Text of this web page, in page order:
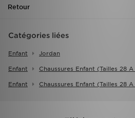
Retour
Catégories liées
Enfant Jordan
Enfant Chaussures Enfant (tailles 28 A
Enfant Chaussures Enfant (tailles 28 A